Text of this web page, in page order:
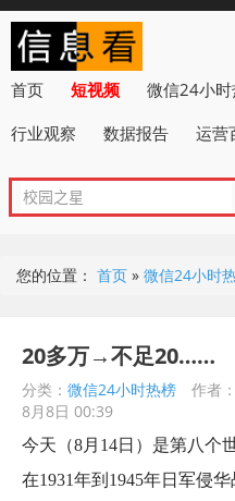
首页 短视频 微信24小
行业观察
数据报告 运营
您的位置： 首页 » 微信24小时
20多万→不足20……
分类： 微信24小时热榜 作者
8月8日 00:39
今天（8月14日）是第八个
在1931年到1945年日军侵